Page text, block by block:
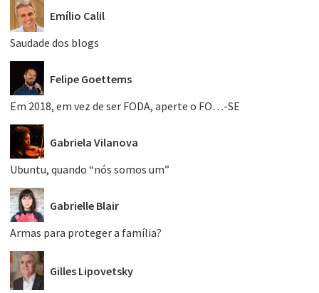
Emílio Calil
Saudade dos blogs
Felipe Goettems
Em 2018, em vez de ser FODA, aperte o FO…-SE
Gabriela Vilanova
Ubuntu, quando “nós somos um”
Gabrielle Blair
Armas para proteger a família?
Gilles Lipovetsky